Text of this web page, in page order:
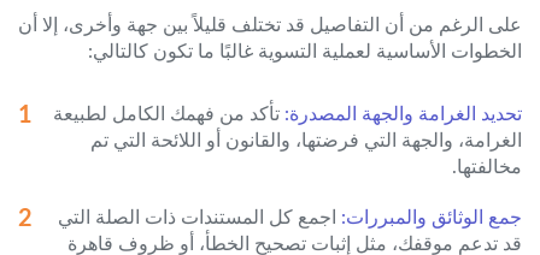
على الرغم من أن التفاصيل قد تختلف قليلاً بين جهة وأخرى، إلا أن
الخطوات الأساسية لعملية التسوية غالبًا ما تكون كالتالي:
تحديد الغرامة والجهة المصدرة: تأكد من فهمك الكامل لطبيعة
الغرامة، والجهة التي فرضتها، والقانون أو اللائحة التي تم
مخالفتها.
جمع الوثائق والمبررات: اجمع كل المستندات ذات الصلة التي
قد تدعم موقفك، مثل إثبات تصحيح الخطأ، أو ظروف قاهرة